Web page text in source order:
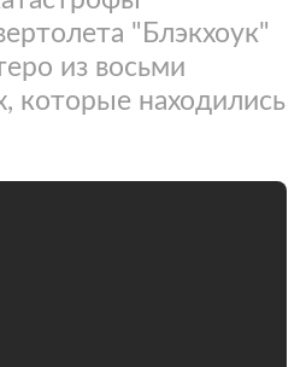
"Блэкхоук"
из восьми
которые находились